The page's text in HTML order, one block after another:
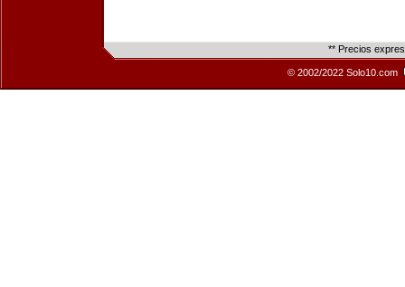
** Precios
© 2002/2022 Solo10.com